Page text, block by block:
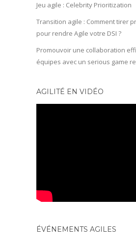
Jeu agile : Celebrity Prioritization
Transition agile : Comment tirer
pour rendre Agile votre DSI ?
Promouvoir une collaboration
équipes avec un serious game
AGILITÉ EN VIDÉO
ÉVÉNEMENTS AGILES